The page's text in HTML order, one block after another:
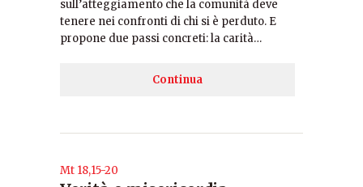
sull’atteggiamento che la comunità deve
tenere nei confronti di chi si è perduto. E
propone due passi concreti: la carità…
Continua
Mt 18,15-20